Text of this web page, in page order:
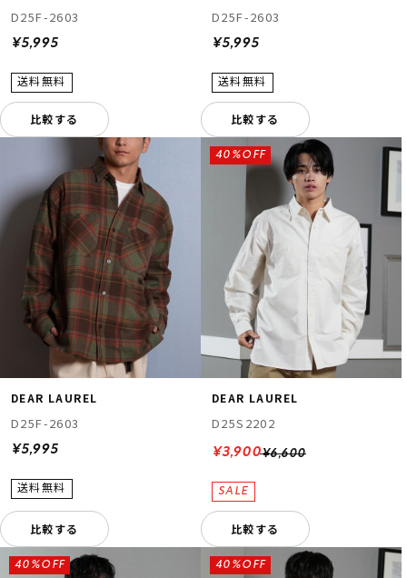
D25F-2603
¥5,995
比較する
D25F-2603
¥5,995
比較する
DEAR LAUREL
D25F-2603
¥5,995
比較する
DEAR LAUREL
D25S2202
¥6,600
40%OFF
¥3,900
比較する
40%OFF 40%OFF